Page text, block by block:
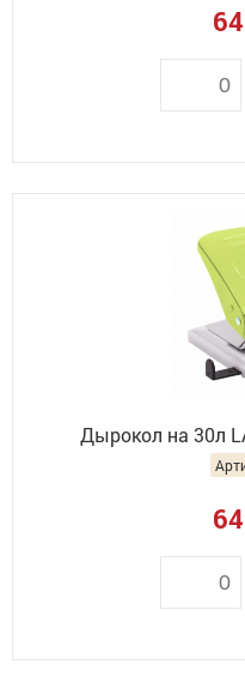
Дырокол на 30л